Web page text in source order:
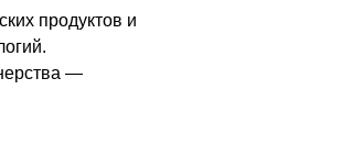
продуктов и
—